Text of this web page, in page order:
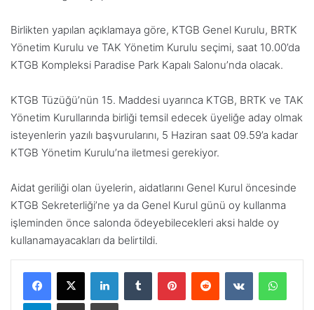
Birlikten yapılan açıklamaya göre, KTGB Genel Kurulu, BRTK
Yönetim Kurulu ve TAK Yönetim Kurulu seçimi, saat 10.00’da
KTGB Kompleksi Paradise Park Kapalı Salonu’nda olacak.
KTGB Tüzüğü’nün 15. Maddesi uyarınca KTGB, BRTK ve TAK
Yönetim Kurullarında birliği temsil edecek üyeliğe aday olmak
isteyenlerin yazılı başvurularını, 5 Haziran saat 09.59’a kadar
KTGB Yönetim Kurulu’na iletmesi gerekiyor.
Aidat geriliği olan üyelerin, aidatlarını Genel Kurul öncesinde
KTGB Sekreterliği’ne ya da Genel Kurul günü oy kullanma
işleminden önce salonda ödeyebilecekleri aksi halde oy
kullanamayacakları da belirtildi.
Telegram